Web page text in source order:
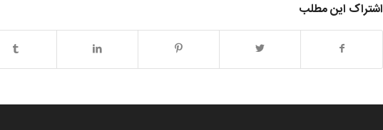
اشتراک این مطلب